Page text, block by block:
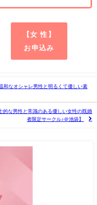
【女 性】
お申込み
和なオシャレ男性と明るくて優しい素
的な男性と常識のある優しい女性の既婚
者限定サークル♪＠池袋】